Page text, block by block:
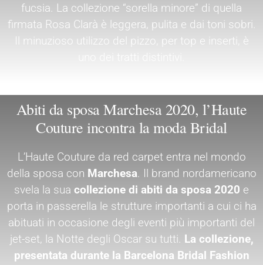
fucsia. La collezione “sorella minore” di quella
firmata Rosa Clarà è leggera, pulita e dai toni sobri.
Il minuzioso utilizzo del pizzo, per top e inserti, è
Abiti da sposa Marchesa 2020, l’Haute
Couture incontra la moda Bridal
L’Haute Couture da red carpet entra nel mondo
della sposa con Marchesa. Il brand nordamericano
svela la sua collezione di abiti da sposa 2020 e
porta in passerella le strutture importanti a cui ci ha
abituati in occasione degli eventi più importanti del
jet-set, la Notte degli Oscar su tutti. La collezione,
presentata durante la Barcelona Bridal Fashion